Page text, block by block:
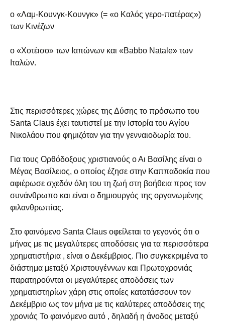
ο «Λαμ-Κουνγκ-Κουνγκ» (= «ο Καλός γερο-πατέρας»)
των Κινέζων
ο «Χοτέισο» των Ιαπώνων και «Babbo Natale» των
Ιταλών.
Στις περισσότερες χώρες της Δύσης το πρόσωπο του
Santa Claus έχει ταυτιστεί με την Ιστορία του Αγίου
Νικολάου που φημιζόταν για την γενναιοδωρία του.
Για τους Ορθόδοξους χριστιανούς ο Αι Βασίλης είναι ο
Μέγας Βασίλειος, ο οποίος έζησε στην Καππαδοκία που
αφιέρωσε σχεδόν όλη του τη ζωή στη βοήθεια προς τον
συνάνθρωπο και είναι ο δημιουργός της οργανωμένης
φιλανθρωπίας.
Στο φαινόμενο Santa Claus οφείλεται το γεγονός ότι ο
μήνας με τις μεγαλύτερες αποδόσεις για τα περισσότερα
χρηματιστήρια , είναι ο Δεκέμβριος. Πιο συγκεκριμένα το
διάστημα μεταξύ Χριστουγέννων και Πρωτοχρονιάς
παρατηρούνται οι μεγαλύτερες αποδόσεις των
χρηματιστηρίων χάρη στις οποίες κατατάσσουν τον
Δεκέμβριο ως τον μήνα με τις καλύτερες αποδόσεις της
χρονιάς Το φαινόμενο αυτό , δηλαδή η άνοδος μεταξύ